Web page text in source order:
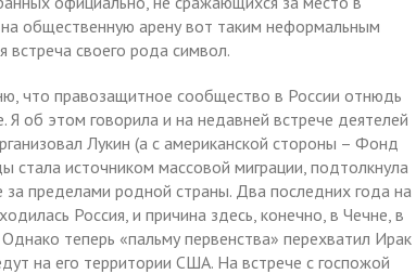
общественную арену вот таким неформальным
своего рода символ.
что правозащитное сообщество в России отнюдь
об этом говорила и на недавней встрече деятелей
Лукин (а с американской стороны – Фонд
стала источником массовой миграции, подтолкнула
пределами родной страны. Два последних года на
Россия, и причина здесь, конечно, в Чечне, в
теперь «пальму первенства» перехватил Ирак
на его территории США. На встрече с госпожой